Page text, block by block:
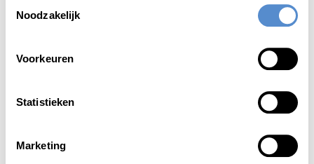
Noodzakelijk
Voorkeuren
Statistieken
Marketing